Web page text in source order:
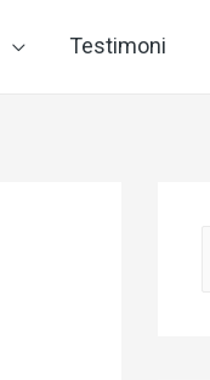
Testimoni